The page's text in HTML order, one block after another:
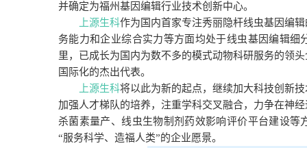
并确定为福州基因编辑行业技术创新中心。
上源生科作为国内首家专注秀丽隐杆线虫基因编
务能力和企业综合实力等方面均处于线虫基因编辑
里，已成长为国内为数不多的模式动物科研服务的领
国际化的杰出代表。
上源生科将以此为新的起点，继续加大科技创新
加强人才梯队的培养，注重学科交叉融合，力争在神
杀菌素量产、线虫生物制剂药效影响评价平台建设等
“服务科学、造福人类”的企业愿景。